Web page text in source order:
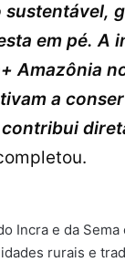
em pé. A
Amazônia
a
Incra e da Sema
rurais e